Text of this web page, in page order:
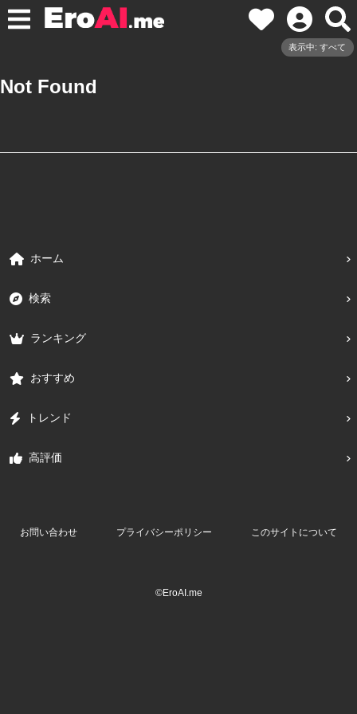
表示中: すべて
Not Found
ホーム
検索
ランキング
おすすめ
トレンド
高評価
お問い合わせ プライバシーポリシー このサイトについて
©EroAI.me